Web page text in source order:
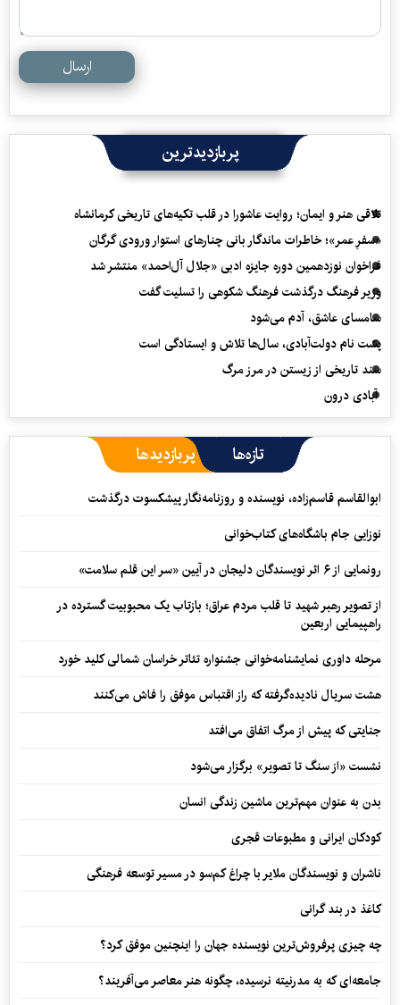
ارسال
پربازدیدترین
تلاقی هنر و ایمان؛ روایت عاشورا در قلب تکیه‌های تاریخی کرمانشاه
«سفرِ عمر»؛ خاطرات ماندگار بانی چنارهای استوار ورودی گرگان
فراخوان نوزدهمین دوره جایزه ادبی «جلال آل‌احمد» منتشر شد
وزیر فرهنگ درگذشت فرهنگ شکوهی را تسلیت گفت
سامسای عاشق، آدم می‌شود
پشت نام دولت‌آبادی، سال‌ها تلاش و ایستادگی است
سند تاریخی از زیستن در مرز مرگ
آبادی درون
تازه‌ها پربازدیدها
ابوالقاسم قاسم‌زاده، نویسنده و روزنامه‌نگار پیشکسوت درگذشت
نوزایی جام باشگاه‌های کتاب‌خوانی
رونمایی از ۶ اثر نویسندگان دلیجان در آیین «سر این قلم سلامت»
از تصویر رهبر شهید تا قلب مردم عراق؛ بازتاب یک محبوبیت گسترده در
راهپیمایی اربعین
مرحله داوری نمایشنامه‌خوانی جشنواره تئاتر خراسان شمالی کلید خورد
هشت سریال نادیده‌گرفته که راز اقتباس موفق را فاش می‌کنند
جنایتی که پیش از مرگ اتفاق می‌افتد
نشست «از سنگ تا تصویر» برگزار می‌شود
بدن به عنوان مهم‌ترین ماشین زندگی انسان
کودکان ایرانی و مطبوعات قجری
ناشران و نویسندگان ملایر با چراغ کم‌سو در مسیر توسعه فرهنگی
کاغذ در بند گرانی
چه چیزی پرفروش‌ترین نویسنده جهان را اینچنین موفق کرد؟
جامعه‌ای که به مدرنیته نرسیده، چگونه هنر معاصر می‌آفریند؟